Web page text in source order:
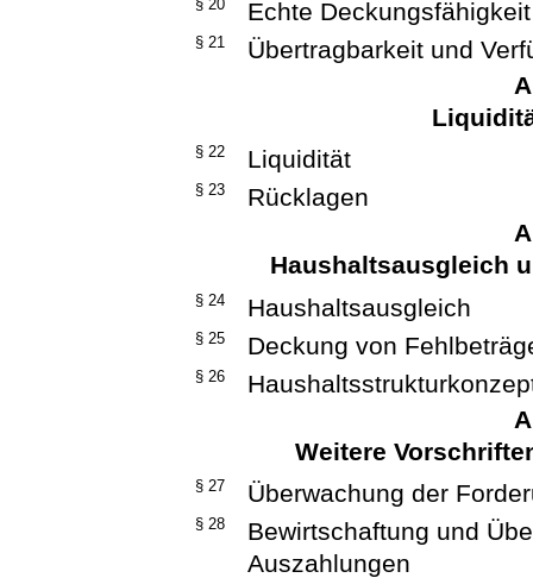
§ 20 Echte Deckungsfähigkeit
§ 21
Übertragbarkeit und
§ 22 Liquidität
§ 23
Rücklagen
Haushaltsausgleich
§ 24 Haushaltsausgleich
§ 25 Deckung von
§ 26
Weitere
§ 27 Überwachung der
§ 28
Bewirtschaftung und
Auszahlungen